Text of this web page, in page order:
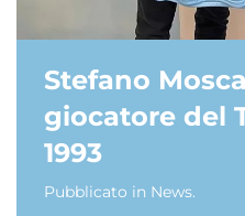
Stefano
giocatore del
1993
Pubblicato in News.